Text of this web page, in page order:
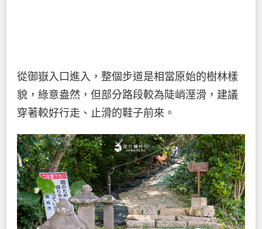
從御嶽入口進入，整個步道是相當原始的樹林樣
貌，綠意盎然，但部分路段較為陡峭溼滑，建議
穿著較好行走、止滑的鞋子前來。